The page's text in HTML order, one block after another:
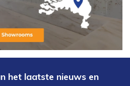
en de
wandtegels of vloertegels koopt u bij
tegen een vaste prijs en is
het laatste nieuws en